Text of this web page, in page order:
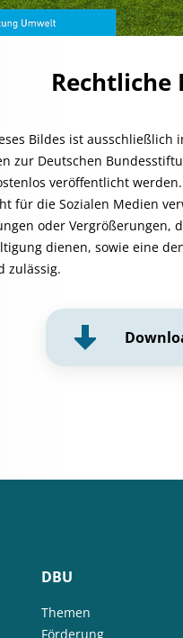
Rechtliche
Bildes ist
zur Deutschen
veröffentlicht
für die Sozialen Medien
oder Vergrößerungen,
dienen, sowie eine
zulässig.
DBU
Themen
Förderung